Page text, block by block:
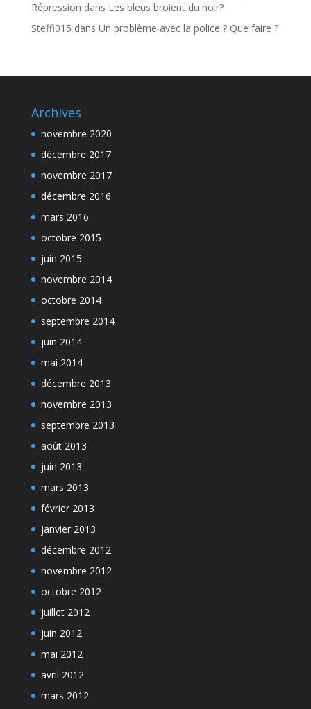
Répression dans Les bleus broient du noir?
Steffi015 dans Un problème avec la police ? Que faire ?
Archives
novembre 2020
décembre 2017
novembre 2017
décembre 2016
mars 2016
octobre 2015
juin 2015
novembre 2014
octobre 2014
septembre 2014
juin 2014
mai 2014
décembre 2013
novembre 2013
septembre 2013
août 2013
juin 2013
mars 2013
février 2013
janvier 2013
décembre 2012
novembre 2012
octobre 2012
juillet 2012
juin 2012
mai 2012
avril 2012
mars 2012